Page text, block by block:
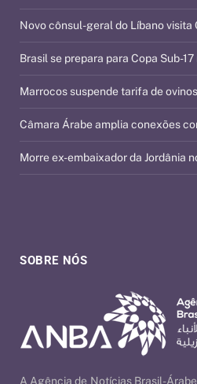
SOBRE NÓS
A Agência de Notícias Brasil-
Novo cônsul-geral do Líbano visita
Brasil se prepara para Copa Sub-
Marrocos suspende tarifa de
Câmara Árabe amplia conexões
Morre ex-embaixador da Jordânia